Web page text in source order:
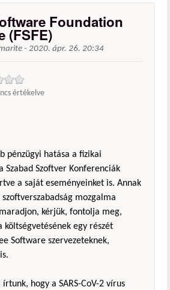
Foundation
(FSFE)
- 2020. ápr. 26. 20:34
értékelve
pénzügyi hatása a fizikai
Szabad Szoftver Konferenciák
a saját eseményeinket is. Annak
mozgalma
kérjük, fontolja meg,
költségvetésének egy részét
Software szervezeteknek,
hogy a SARS-CoV-2 vírus